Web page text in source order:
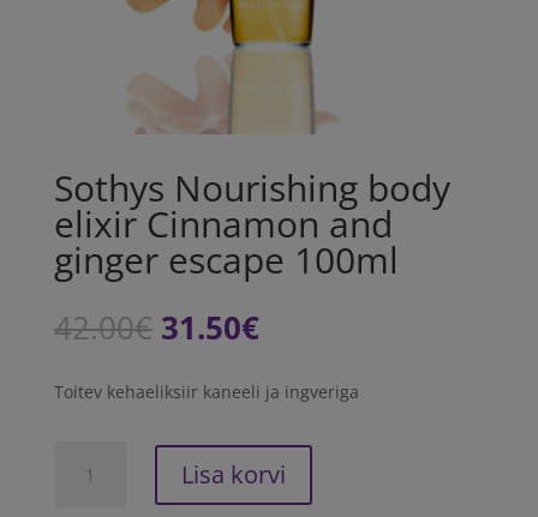
Sothys Nourishing body
elixir Cinnamon and
ginger escape 100ml
42.00€ Algne
hind
oli:
42.00€.
31.50€Praegune
hind
on:
31.50€.
Toitev kehaeliksiir kaneeli ja ingveriga
Nourishing
Lisa korvi